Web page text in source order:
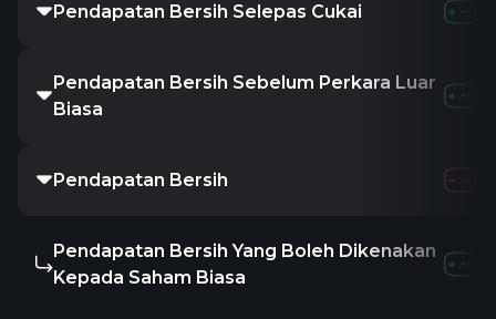
Pendapatan Bersih Selepas Cukai
Pendapatan Bersih Sebelum Perkara Luar
Biasa
Pendapatan Bersih
Pendapatan Bersih Yang Boleh Dikenakan
Kepada Saham Biasa